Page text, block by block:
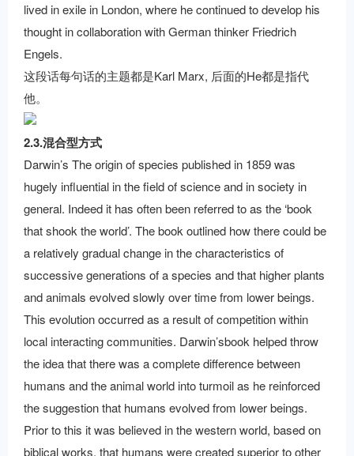
lived in exile in London, where he continued to develop his
thought in collaboration with German thinker Friedrich
Engels.
这段话每句话的主题都是Karl Marx, 后面的He都是指代
他。
2.3.混合型方式
Darwin’s The origin of species published in 1859 was
hugely influential in the field of science and in society in
general. Indeed it has often been referred to as the ‘book
that shook the world’. The book outlined how there could be
a relatively gradual change in the characteristics of
successive generations of a species and that higher plants
and animals evolved slowly over time from lower beings.
This evolution occurred as a result of competition within
local interacting communities. Darwin’sbook helped throw
the idea that there was a complete difference between
humans and the animal world into turmoil as he reinforced
the suggestion that humans evolved from lower beings.
Prior to this it was believed in the western world, based on
biblical works, that humans were created superior to other